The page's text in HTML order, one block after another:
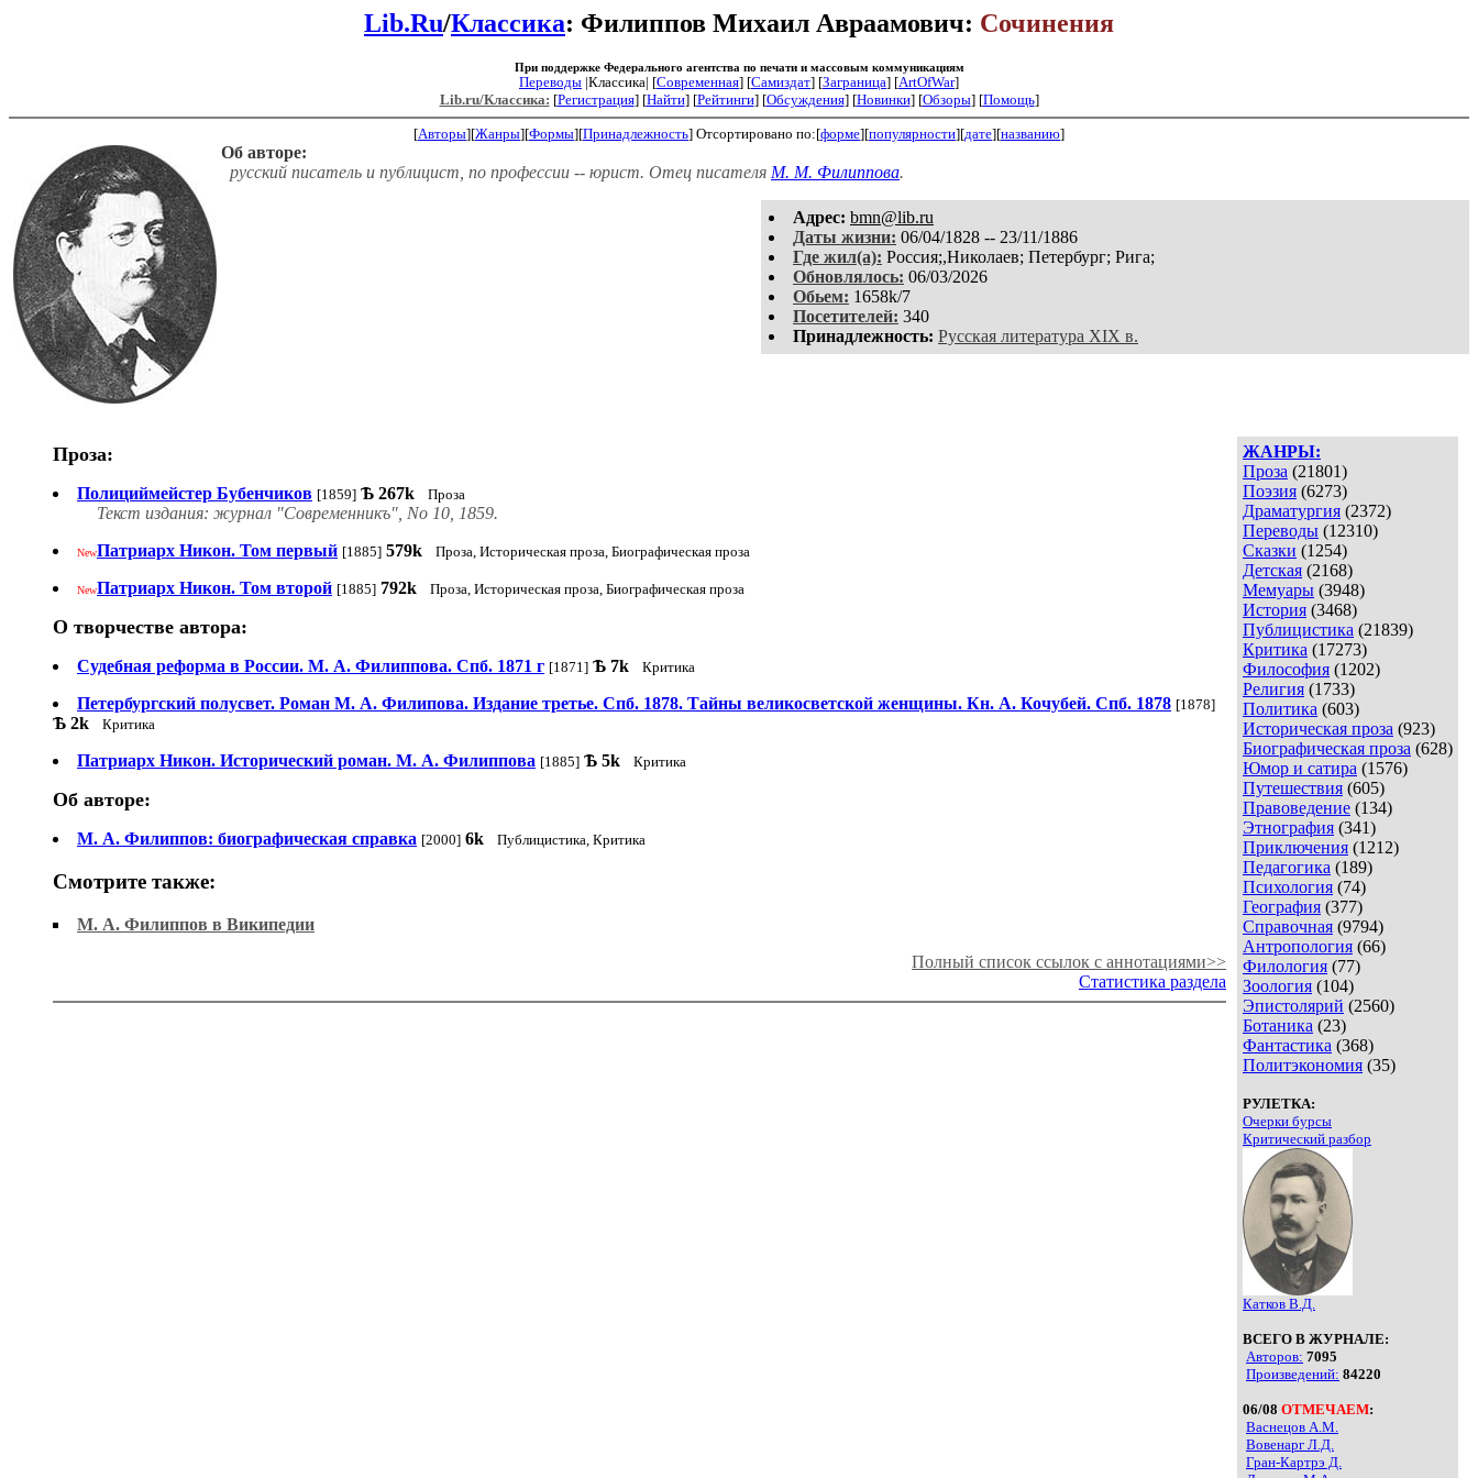
Lib.Ru/Классика: Филиппов Михаил Авраамович: Сочинения
При поддержке Федерального агентства по печати и массовым коммуникациям
Переводы |Классика| [Современная] [Самиздат] [Заграница] [ArtOfWar]
Lib.ru/Классика: [Регистрация] [Найти] [Рейтинги] [Обсуждения] [Новинки] [Обзоры] [Помощь]
[Авторы][Жанры][Формы][Принадлежность] Отсортировано по:[форме][популярности][дате][названию]
Об авторе:
русский писатель и публицист, по профессии -- юрист. Отец писателя М. М. Филиппова.
Aдpeс: bmn@lib.ru
Даты жизни: 06/04/1828 -- 23/11/1886
Где жил(а): Россия;,Николаев; Петербург; Рига;
Обновлялось: 06/03/2026
Обьем: 1658k/7
Посетителей: 340
Принадлежность: Русская литература XIX в.
ЖАНРЫ:
Проза (21801)
Поэзия (6273)
Драматургия (2372)
Переводы (12310)
Сказки (1254)
Детская (2168)
Мемуары (3948)
История (3468)
Публицистика (21839)
Критика (17273)
Философия (1202)
Религия (1733)
Политика (603)
Историческая проза (923)
Биографическая проза (628)
Юмор и сатира (1576)
Путешествия (605)
Правоведение (134)
Этнография (341)
Приключения (1212)
Педагогика (189)
Психология (74)
География (377)
Справочная (9794)
Антропология (66)
Филология (77)
Зоология (104)
Эпистолярий (2560)
Ботаника (23)
Фантастика (368)
Политэкономия (35)
РУЛЕТКА:
Очерки бурсы
Критический разбор
Катков В.Д.
ВСЕГО В ЖУРНАЛЕ:
Авторов: 7095
Произведений: 84220
06/08 ОТМЕЧАЕМ:
Васнецов А.М.
Вовенарг Л.Д.
Гран-Картрэ Д.
Проза:
Полициймейстер Бубенчиков [1859] Ѣ 267k Проза
Текст издания: журнал "Современникъ", No 10, 1859.
NewПатриарх Никон. Том первый [1885] 579k Проза, Историческая проза, Биографическая проза
NewПатриарх Никон. Том второй [1885] 792k Проза, Историческая проза, Биографическая проза
О творчестве автора:
Судебная реформа в России. М. А. Филиппова. Спб. 1871 г [1871] Ѣ 7k Критика
Петербургский полусвет. Роман М. А. Филипова. Издание третье. Спб. 1878. Тайны великосветской женщины. Кн. А. Кочубей. Спб. 1878 [1878]
Ѣ 2k Критика
Патриарх Никон. Исторический роман. М. А. Филиппова [1885] Ѣ 5k Критика
Об авторе:
М. А. Филиппов: биографическая справка [2000] 6k Публицистика, Критика
Смотрите также:
М. А. Филиппов в Википедии
Полный список ссылок с аннотациями>>
Статистика раздела